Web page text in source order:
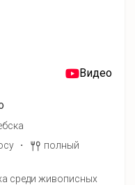
Видео
·
полный
среди живописных